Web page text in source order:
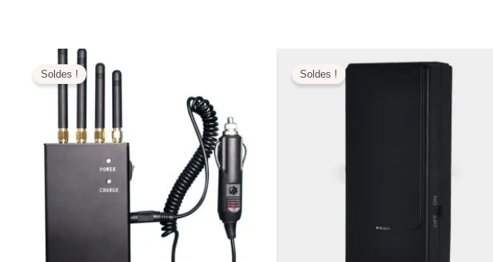
Soldes !
Le
prix
initial
était :
prix
actuel
est :
Soldes !
prix
initial
prix